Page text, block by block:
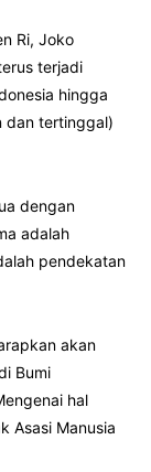
Ri, Joko
terjadi
hingga
dan tertinggal)
dengan
adalah
pendekatan
akan
Bumi
hal
Asasi Manusia